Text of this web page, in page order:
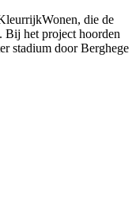
die de
Bij het project hoorden
stadium door Berghege